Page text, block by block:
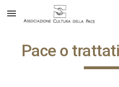
Skip to main content
Pace o